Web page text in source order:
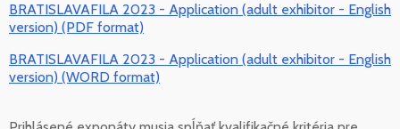
BRATISLAVAFILA 2023 - Application (adult exhibitor - English
version) (PDF format)
BRATISLAVAFILA 2023 - Application (adult exhibitor - English
version) (WORD format)